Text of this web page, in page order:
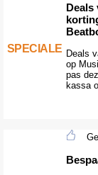
SPECIALE
Deals
Deals
op
pas
kassa